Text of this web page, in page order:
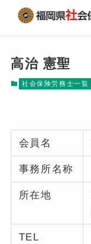
高治 憲聖
社会保険労務士一覧
会員名
事務所名称
所在地
TEL